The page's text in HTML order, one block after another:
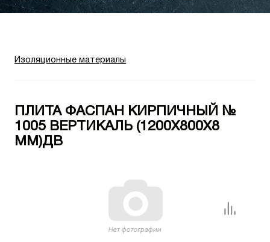
Изоляционные материалы
ПЛИТА ФАСПАН КИРПИЧНЫЙ №
1005 ВЕРТИКАЛЬ (1200Х800Х8
ММ)ДВ